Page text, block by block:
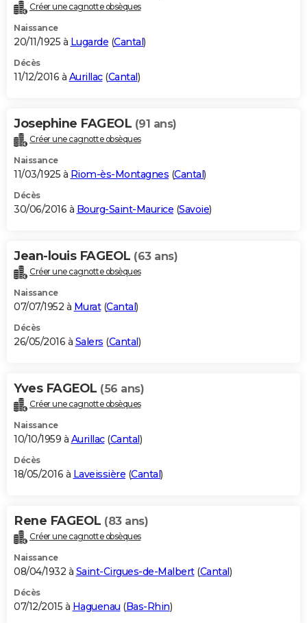
Créer une cagnotte obsèques
Naissance
20/11/1925 à Lugarde (Cantal )
Décès
11/12/2016 à Aurillac(Cantal )
Josephine FAGEOL (91 ans)
Créer une cagnotte obsèques
Naissance
11/03/1925 à Riom-ès-Montagnes (Cantal)
Décès
30/06/2016 à Bourg-Saint-Maurice (Savoie)
Jean-louis FAGEOL (63 ans)
Créer une cagnotte obsèques
Naissance
07/07/1952 à Murat(Cantal)
Décès
26/05/2016 à Salers (Cantal)
Yves FAGEOL (56 ans)
Créer une cagnotte obsèques
Naissance
10/10/1959 à Aurillac(Cantal)
Décès
18/05/2016 à Laveissière (Cantal)
Rene FAGEOL (83 ans)
Créer une cagnotte obsèques
Naissance
08/04/1932 à Saint-Cirgues-de-Malbert(Cantal)
Décès
07/12/2015 à Haguenau (Bas-Rhin)